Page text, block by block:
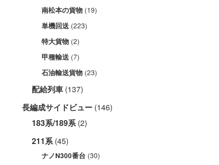
南松本の貨物 (19)
単機回送 (223)
特大貨物 (2)
甲種輸送 (7)
石油輸送貨物 (23)
配給列車 (137)
長編成サイドビュー (146)
183系/189系(2)
211系(45)
ナノN300番台 (30)